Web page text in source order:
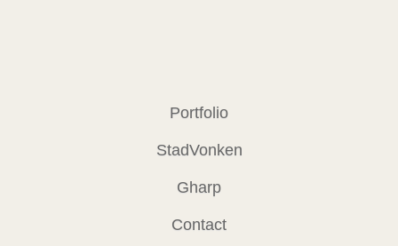
Portfolio
StadVonken
Gharp
Contact